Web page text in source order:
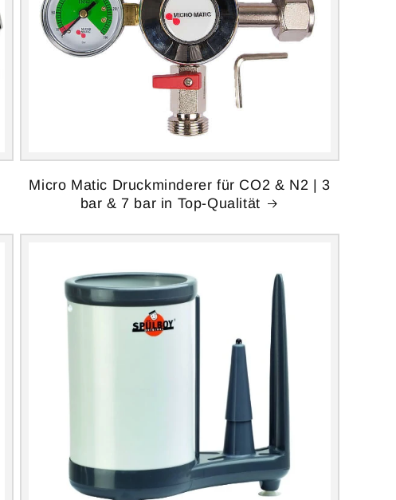
Micro Matic Druckminderer für CO2 & N2 | 3
bar & 7 bar in Top-Qualität